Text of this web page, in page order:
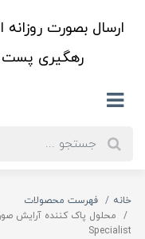
ارسال بصورت
رهگیری
خانه
فهرست محصولات
محلول پاک کننده آرایش
Specialist